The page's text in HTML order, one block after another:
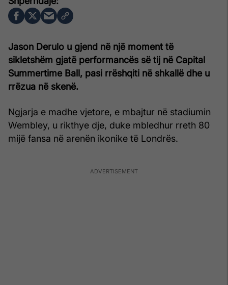
Jason Derulo u gjend në një moment të
sikletshëm gjatë performancës së tij në Capital
Summertime Ball, pasi rrëshqiti në shkallë dhe u
rrëzua në skenë.
Ngjarja e madhe vjetore, e mbajtur në stadiumin
Wembley, u rikthye dje, duke mbledhur rreth 80
mijë fansa në arenën ikonike të Londrës.